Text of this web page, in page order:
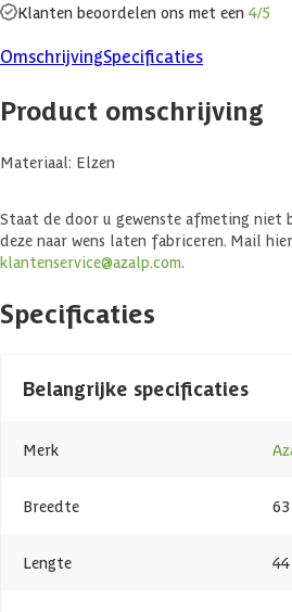
Klanten beoordelen ons met een 4/5
OmschrijvingSpecificaties
Product omschrijving
Materiaal: Elzen
Staat de door u gewenste afmeting niet
deze naar wens laten fabriceren. Mail
klantenservice@azalp.com
Specificaties
Belangrijke specificaties
Merk
Breedte
Lengte